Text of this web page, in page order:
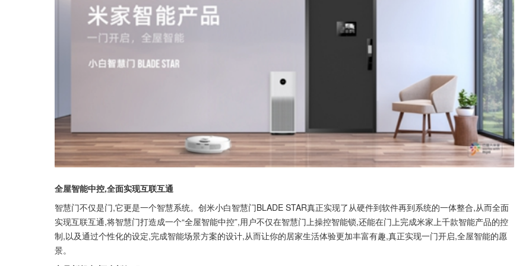
全屋智能中控,全面实现互联互通
智慧门不仅是门,它更是一个智慧系统。创米小白智慧门BLADE STAR真正实现了从硬件到软件再到系统的一体整合,从而全面
实现互联互通,将智慧门打造成一个“全屋智能中控”,用户不仅在智慧门上操控智能锁,还能在门上完成米家上千款智能产品的控
制,以及通过个性化的设定,完成智能场景方案的设计,从而让你的居家生活体验更加丰富有趣,真正实现一门开启,全屋智能的愿
景。